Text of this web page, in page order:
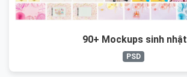
90+ Mockups sinh nhật
PSD